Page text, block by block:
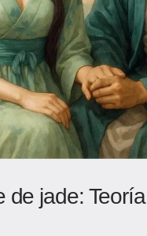
de jade: